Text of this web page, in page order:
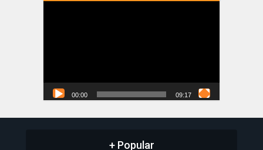
00:00 09:17
+ Popular